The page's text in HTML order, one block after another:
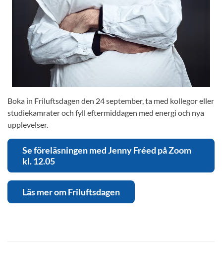
Boka in Friluftsdagen den 24 september, ta med kollegor eller
studiekamrater och fyll eftermiddagen med energi och nya
upplevelser.
Se föreläsningen med Jenny Fréed på Zoom
kl. 12.05
Läs mer om Friluftsdagen